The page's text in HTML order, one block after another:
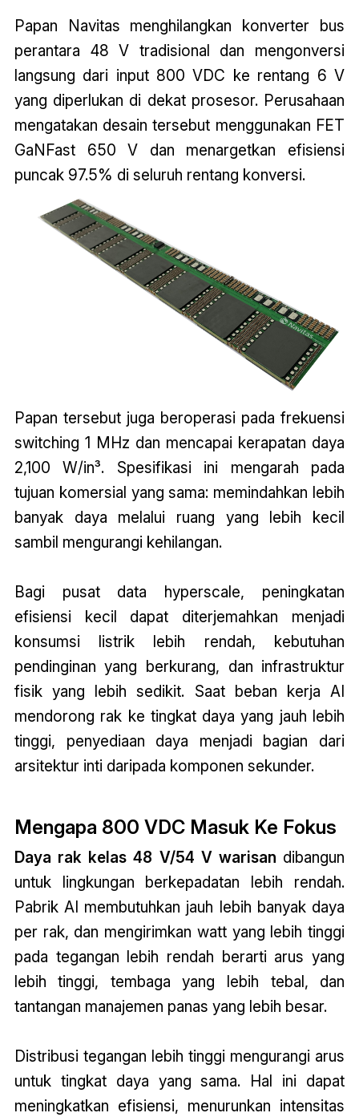
Papan Navitas menghilangkan konverter bus
perantara 48 V tradisional dan mengonversi
langsung dari input 800 VDC ke rentang 6 V
yang diperlukan di dekat prosesor. Perusahaan
mengatakan desain tersebut menggunakan FET
GaNFast 650 V dan menargetkan efisiensi
puncak 97.5% di seluruh rentang konversi.
Papan tersebut juga beroperasi pada frekuensi
switching 1 MHz dan mencapai kerapatan daya
2,100 W/in³. Spesifikasi ini mengarah pada
tujuan komersial yang sama: memindahkan lebih
banyak daya melalui ruang yang lebih kecil
sambil mengurangi kehilangan.
Bagi pusat data hyperscale, peningkatan
efisiensi kecil dapat diterjemahkan menjadi
konsumsi listrik lebih rendah, kebutuhan
pendinginan yang berkurang, dan infrastruktur
fisik yang lebih sedikit. Saat beban kerja AI
mendorong rak ke tingkat daya yang jauh lebih
tinggi, penyediaan daya menjadi bagian dari
arsitektur inti daripada komponen sekunder.
Mengapa 800 VDC Masuk Ke Fokus
Daya rak kelas 48 V/54 V warisan dibangun
untuk lingkungan berkepadatan lebih rendah.
Pabrik AI membutuhkan jauh lebih banyak daya
per rak, dan mengirimkan watt yang lebih tinggi
pada tegangan lebih rendah berarti arus yang
lebih tinggi, tembaga yang lebih tebal, dan
tantangan manajemen panas yang lebih besar.
Distribusi tegangan lebih tinggi mengurangi arus
untuk tingkat daya yang sama. Hal ini dapat
meningkatkan efisiensi, menurunkan intensitas